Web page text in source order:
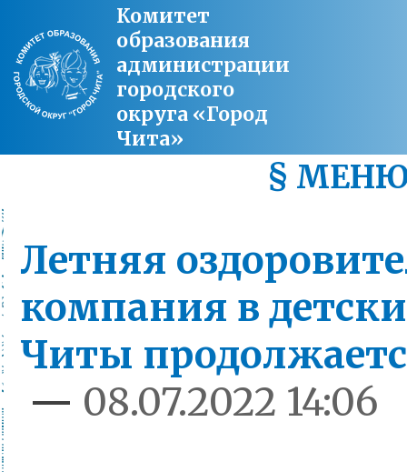
Комитет
образования
администрации
городского
округа «Город
Чита»
§
Летняя
компания в
Читы
— 08.07.2022 14:06